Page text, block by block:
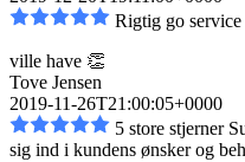
Rigtig go
ville have 👏
Tove Jensen
2019-11-26T21:00:05+0000
5 store stjerner
sig ind i kundens ønsker og